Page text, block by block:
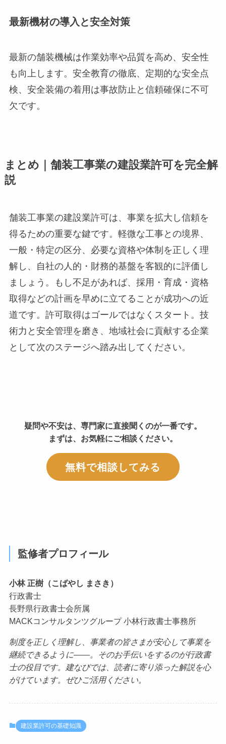
最新機材の導入と安全対策
最新の舗装機械は作業効率や品質を高め、安全性
も向上します。安全教育の徹底、定期的な安全点
検、安全装備の着用は事故防止と信頼確保に不可
欠です。
まとめ｜舗装工事業の建設業許可を完全解
説
舗装工事業の建設業許可は、事業を拡大し信頼を
得るための重要な鍵です。軽微な工事との境界、
一般・特定の区分、必要な資格や体制を正しく理
解し、自社の人的・財務的基盤を客観的に評価し
ましょう。もし不足があれば、採用・育成・資格
取得などの計画を早めに立てることが成功への近
道です。許可取得はゴールではなくスタート。技
術力と安全管理を磨き、地域社会に貢献する企業
として次のステージへ踏み出してください。
疑問や不安は、専門家に直接聞くのが一番です。
まずは、お気軽にご相談ください。
無料で相談してみる
監修者プロフィール
小林 正樹（こばやし まさき）
行政書士
長野県行政書士会所属
MACKコンサルタンツグループ 小林行政書士事務所
制度を正しく理解し、事業者の皆さまが安心して事業を
継続できるように——。そのお手伝いをするのが行政書
士の役目です。建なびでは、読者に寄り添った解説を心
がけています。ぜひご活用ください。
建設業許可の基礎知識